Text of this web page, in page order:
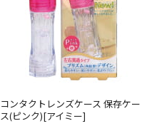
コンタクトレンズケース 保存ケー
ス(ピンク)[アイミー]